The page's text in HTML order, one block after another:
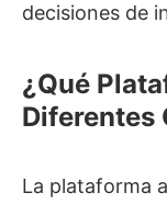
decisiones de
¿Qué
Diferentes
La plataforma